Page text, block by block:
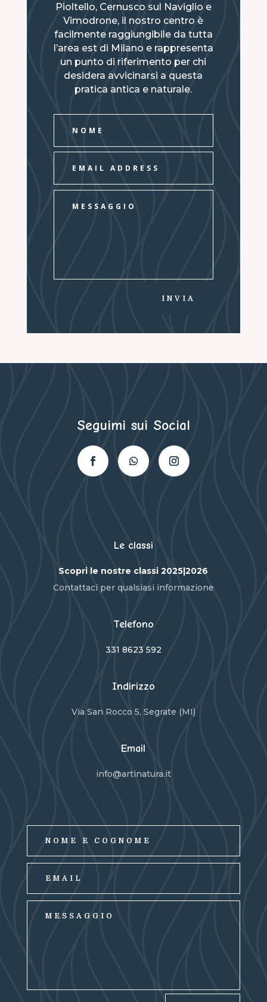
Pioltello, Cernusco sul Naviglio e
Vimodrone, il nostro centro è
facilmente raggiungibile da tutta
l’area est di Milano e rappresenta
un punto di riferimento per chi
desidera avvicinarsi a questa
pratica antica e naturale.
INVIA
Seguimi sui Social
Le classi
Scopri le nostre classi 2025|2026
Contattaci per qualsiasi informazione
Telefono
331 8623 592
Indirizzo
Via San Rocco 5, Segrate (MI)
Email
info@artinatura.it